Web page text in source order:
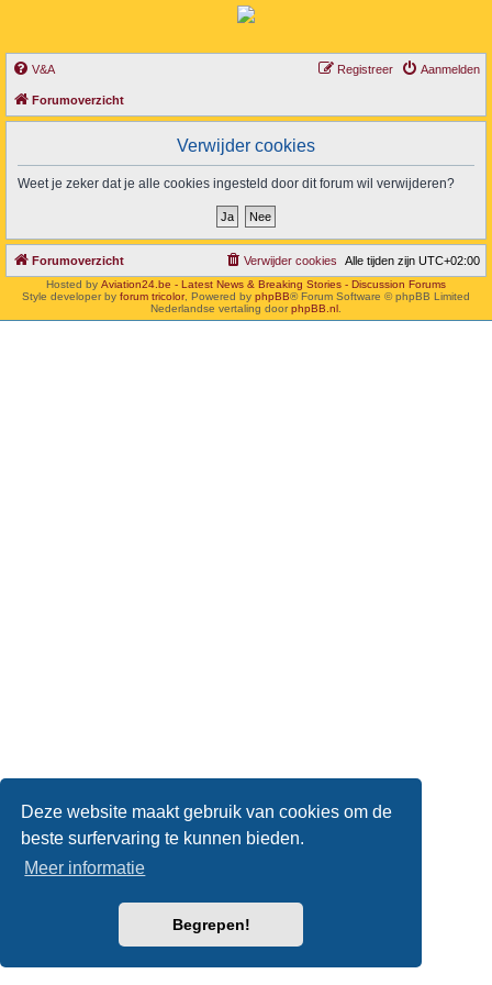
Deze website maakt gebruik van cookies om de
beste surfervaring te kunnen bieden.
Meer informatie
Begrepen!
V&A Aanmelden
Registreer
Forumoverzicht
Verwijder cookies
Weet je zeker dat je alle cookies ingesteld door dit forum wil verwijderen?
Forumoverzicht Alle tijden zijn UTC+02:00
Verwijder cookies
Hosted by Aviation24.be - Latest News & Breaking Stories - Discussion Forums
Style developer by forum tricolor, Powered by phpBB® Forum Software © phpBB Limited
Nederlandse vertaling doorphpBB.nl